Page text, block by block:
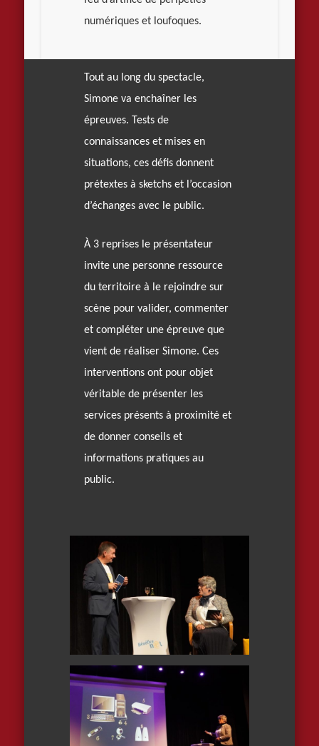
numériques et loufoques.
Tout au long du spectacle,
Simone va enchaîner les
épreuves. Tests de
connaissances et mises en
situations, ces défis donnent
prétextes à sketchs et l’occasion
d’échanges avec le public.
À 3 reprises le présentateur
invite une personne ressource
du territoire à le rejoindre sur
scène pour valider, commenter
et compléter une épreuve que
vient de réaliser Simone. Ces
interventions ont pour objet
véritable de présenter les
services présents à proximité et
de donner conseils et
informations pratiques au
public.